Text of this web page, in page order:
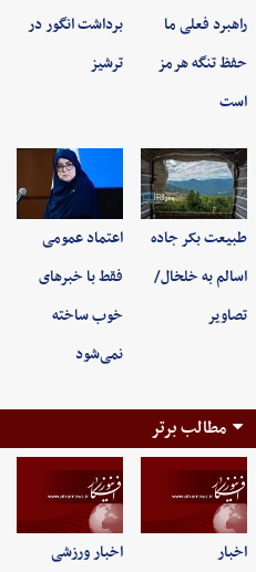
راهبرد فعلی ما
حفظ تنگه هرمز
است
برداشت انگور در
ترشیز
طبیعت بکر جاده
اسالم به خلخال/
تصاویر
اعتماد عمومی
فقط با خبرهای
خوب ساخته
نمی‌شود
مطالب برتر
اخبار اخبار ورزشی